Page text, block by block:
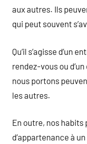
aux autres. Ils
qui peut souvent
Qu’il s’agisse d’un
rendez-vous ou
nous portons
les autres.
En outre, nos habits
d’appartenance à